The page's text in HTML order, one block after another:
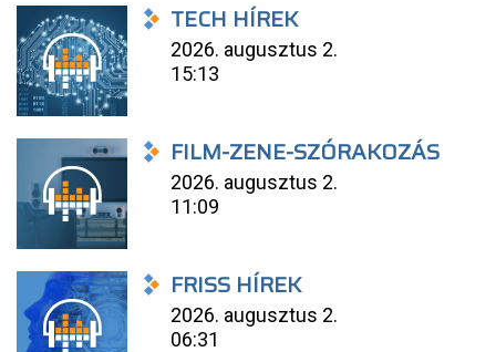
TECH HÍREK
2026. augusztus 2.
15:13
FILM-ZENE-SZÓRAKOZÁS
2026. augusztus 2.
11:09
FRISS HÍREK
2026. augusztus 2.
06:31